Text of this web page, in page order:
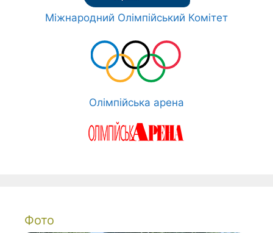
Міжнародний Олімпійський Комітет
Олімпійська арена
Фото